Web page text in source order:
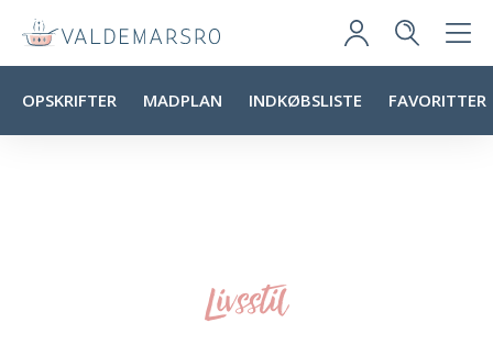
OPSKRIFTER MADPLAN INDKØBSLISTE FAVORITTER
Livsstil